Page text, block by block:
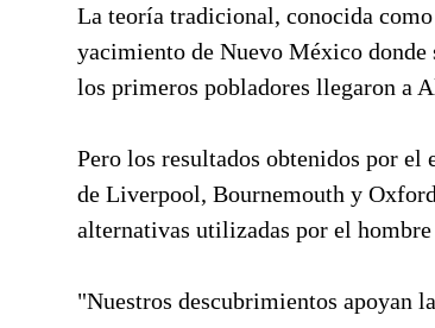
La teoría tradicional, conocida
yacimiento de Nuevo México donde
los primeros pobladores llegaron a
Pero los resultados obtenidos por
de Liverpool, Bournemouth y
alternativas utilizadas por el
"Nuestros descubrimientos apoyan